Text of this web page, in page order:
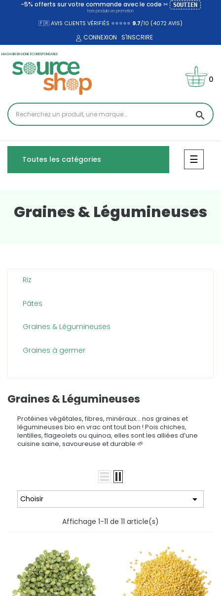
-5% offerts sur votre commande avec le code ✂ SOUTIEN
hors produits en promotion
🇫🇷 AVIS CLIENTS VÉRIFIÉS ⭐⭐⭐⭐⭐ 9.7/10 (4072AVIS)
CONNEXION S'INSCRIRE
MAGASIN EN LIGNE ÉCORESPONSABLE
search
0
Toutes les catégories ☰
Graines & Légumineuses
Riz
Pâtes
Graines & Légumineuses
Graines à germer
Graines & Légumineuses
Protéines végétales, fibres, minéraux… nos graines et
légumineuses bio en vrac ont tout bon ! Pois chiches,
lentilles, flageolets ou quinoa, elles sont les alliées d’une
cuisine saine, savoureuse et durable 🌱
Choisir 
Affichage 1-11 de 11 article(s)